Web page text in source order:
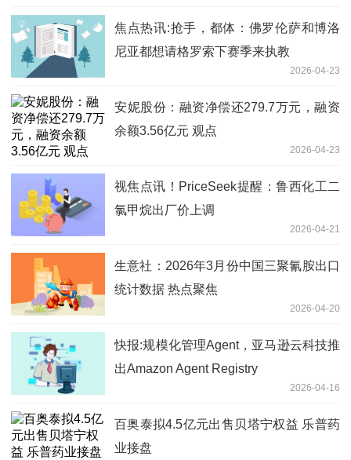
焦点热讯:抢手，都体：佛罗伦萨和博洛
尼亚都想请格罗索下赛季来执教
2026-04-23
安妮股份：融资净偿还279.7万元，融资
余额3.56亿元 观点
2026-04-23
视焦点讯！PriceSeek提醒：鲁西化工二
氯甲烷出厂价上调
2026-04-21
生意社：2026年3月份中国三聚氰胺出口
统计数据 热点聚焦
2026-04-20
快报:规模化管理Agent，亚马逊云科技推
出Amazon Agent Registry
2026-04-16
百奥泰拟4.5亿元出售贝塔宁权益 乐普药
业接盘